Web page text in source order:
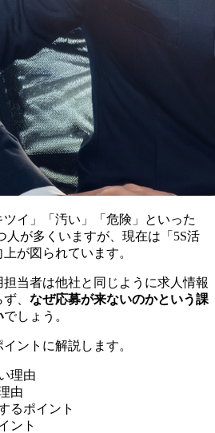
イ」「汚い」「危険」といった
人が多くいますが、現在は「5S活
が図られています。
当者は他社と同じように求人情報
、 なぜ応募が来ないのかという課
でしょう。
ントに解説します。
理由
由
るポイント
ント